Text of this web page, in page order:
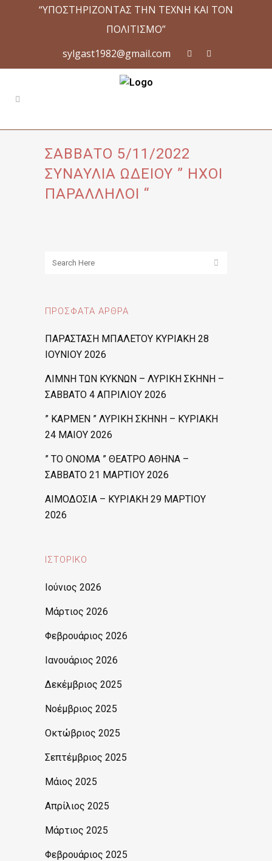
“ΥΠΟΣΤΗΡΙΖΟΝΤΑΣ ΤΗΝ ΤΕΧΝΗ ΚΑΙ ΤΟΝ
ΠΟΛΙΤΙΣΜΟ”
sylgast1982@gmail.com
ΣΑΒΒΑΤΟ 5/11/2022
ΣΥΝΑΥΛΙΑ ΩΔΕΙΟΥ ” ΗΧΟΙ
ΠΑΡΑΛΛΗΛΟΙ “
ΠΡΌΣΦΑΤΑ ΆΡΘΡΑ
ΠΑΡΑΣΤΑΣΗ ΜΠΑΛΕΤΟΥ ΚΥΡΙΑΚΗ 28
ΙΟΥΝΙΟΥ 2026
ΛΙΜΝΗ ΤΩΝ ΚΥΚΝΩΝ – ΛΥΡΙΚΗ ΣΚΗΝΗ –
ΣΑΒΒΑΤΟ 4 ΑΠΡΙΛΙΟΥ 2026
” ΚΑΡΜΕΝ ” ΛΥΡΙΚΗ ΣΚΗΝΗ – ΚΥΡΙΑΚΗ
24 ΜΑΙΟΥ 2026
” ΤΟ ΟΝΟΜΑ ” ΘΕΑΤΡΟ ΑΘΗΝΑ –
ΣΑΒΒΑΤΟ 21 ΜΑΡΤΙΟΥ 2026
ΑΙΜΟΔΟΣΙΑ – ΚΥΡΙΑΚΗ 29 ΜΑΡΤΙΟΥ
2026
ΙΣΤΟΡΙΚΌ
Ιούνιος 2026
Μάρτιος 2026
Φεβρουάριος 2026
Ιανουάριος 2026
Δεκέμβριος 2025
Νοέμβριος 2025
Οκτώβριος 2025
Σεπτέμβριος 2025
Μάιος 2025
Απρίλιος 2025
Μάρτιος 2025
Φεβρουάριος 2025